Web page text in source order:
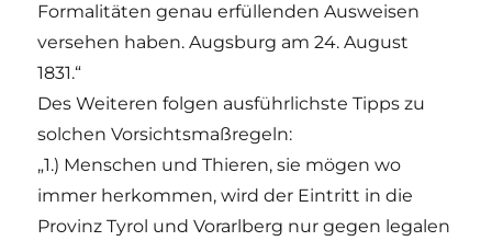
Formalitäten genau erfüllenden Ausweisen
versehen haben. Augsburg am 24. August
1831.“
Des Weiteren folgen ausführlichste Tipps zu
solchen Vorsichtsmaßregeln:
„1.) Menschen und Thieren, sie mögen wo
immer herkommen, wird der Eintritt in die
Provinz Tyrol und Vorarlberg nur gegen legalen